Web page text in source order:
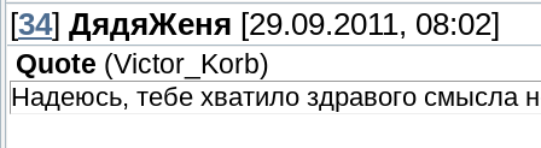
[34] ДядяЖеня [29.09.2011, 08:02]
Quote (Victor_Korb)
Надеюсь, тебе хватило здравого смысла